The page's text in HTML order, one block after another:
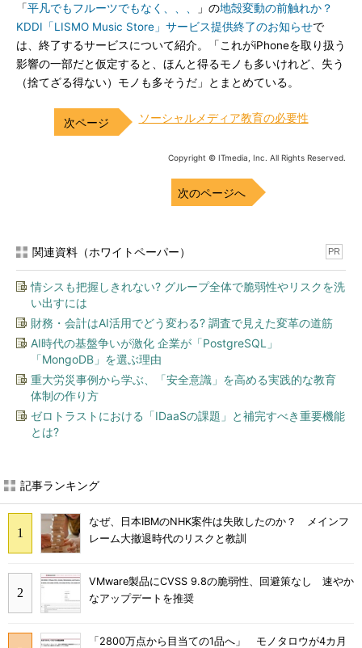
「平凡でもフルーツでもなく、、、 」の地殻変動の前触れか？
KDDI「LISMO Music Store」サービス提供終了のお知らせで
は、終了するサービスについて紹介。「これがiPhoneを取り扱う
影響の一部だと仮定すると、ほんと得るモノも多いけれど、失う
（捨てざる得ない）モノも多そうだ」とまとめている。
ソーシャルメディア教育の必要性
Copyright © ITmedia, Inc. All Rights Reserved.
次のページへ
関連資料（ホワイトペーパー） PR
情シスも把握しきれない? グループ全体で脆弱性やリスクを洗
い出すには
財務・会計はAI活用でどう変わる? 調査で見えた変革の道筋
AI時代の基盤争いが激化 企業が「PostgreSQL」
「MongoDB」を選ぶ理由
重大労災事例から学ぶ、「安全意識」を高める実践的な教育
体制の作り方
ゼロトラストにおける「IDaaSの課題」と補完すべき重要機能
とは?
記事ランキング
なぜ、日本IBMのNHK案件は失敗したのか？ メインフ
レーム大撤退時代のリスクと教訓
VMware製品にCVSS 9.8の脆弱性、回避策なし 速やか
なアップデートを推奨
「2800万点から目当ての1品へ」 モノタロウが4カ月